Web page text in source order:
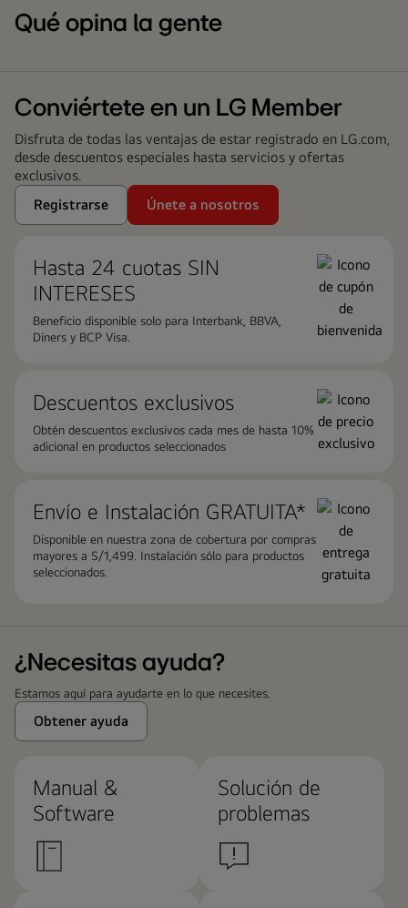
Qué opina la gente
Conviértete en un LG Member
Disfruta de todas las ventajas de estar registrado en LG.com,
desde descuentos especiales hasta servicios y ofertas
exclusivos.
Registrarse
Únete a nosotros
Hasta 24 cuotas ​SIN
INTERESES
Beneficio disponible solo para Interbank, BBVA,
Diners y BCP Visa.
Descuentos exclusivos
Obtén descuentos exclusivos cada mes de hasta 10%
adicional en productos seleccionados
Envío e Instalación GRATUITA*
Disponible en nuestra zona de cobertura por compras
mayores a S/1,499. Instalación sólo para productos
seleccionados.
¿Necesitas ayuda?
Estamos aquí para ayudarte en lo que necesites.
Obtener ayuda
Manual &
Software
Solución de
problemas